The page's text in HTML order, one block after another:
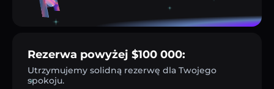
Rezerwa powyżej $100 000:
Utrzymujemy solidną rezerwę dla Twojego
spokoju.